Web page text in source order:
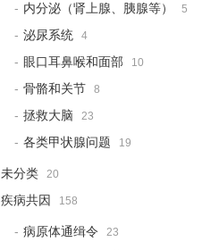
内分泌（肾上腺、胰腺等） 5
泌尿系统 4
眼口耳鼻喉和面部 10
骨骼和关节 8
拯救大脑 23
各类甲状腺问题 19
未分类 20
疾病共因 158
病原体通缉令 23